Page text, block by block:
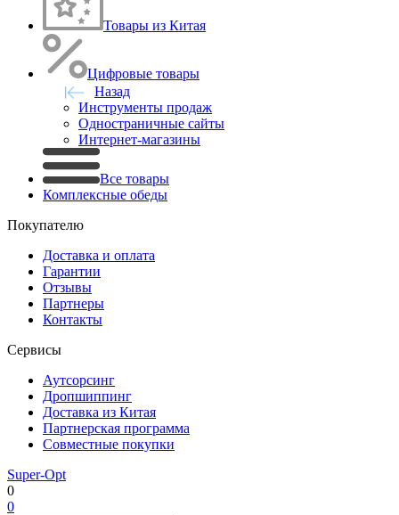
Товары из Китая
Цифровые товары
Назад
Инструменты продаж
Одностраничные сайты
Интернет-магазины
Все товары
Комплексные обеды
Покупателю
Доставка и оплата
Гарантии
Отзывы
Партнеры
Контакты
Сервисы
Аутсорсинг
Дропшиппинг
Доставка из Китая
Партнерская программа
Совместные покупки
Super-Opt
0
0